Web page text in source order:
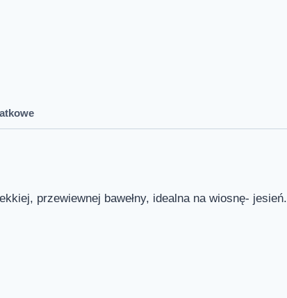
przewiewnej bawełny, idealna na wiosnę- jesień.